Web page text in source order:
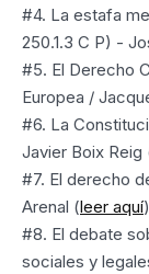
#4. La estafa
250.1.3 C P) -
#5. El Derecho
Europea /
#6. La
Javier Boix Reig
#7. El derecho
Arenal (leer aquí)
#8. El debate
sociales y